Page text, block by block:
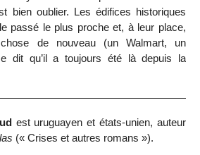
bien oublier. Les édifices historiques
passé le plus proche et, à leur place,
de nouveau (un Walmart, un
dit qu’il a toujours été là depuis la
est uruguayen et états-unien, auteur
(« Crises et autres romans »).